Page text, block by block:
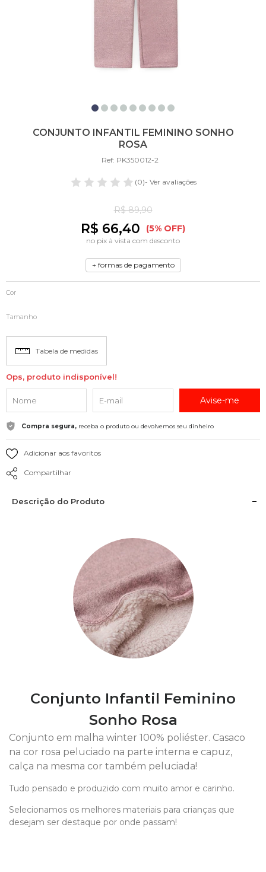
CONJUNTO INFANTIL FEMININO SONHO
ROSA
Ref: PK350012-2
(0)- Ver avaliações
R$ 89,90
R$ 66,40 (5% OFF)
no pix à vista com desconto
+ formas de pagamento
Cor
Tamanho
Tabela de medidas
Ops, produto indisponível!
Avise-me
Compra segura, receba o produto ou devolvemos seu dinheiro
Adicionar aos favoritos
Compartilhar
Descrição do Produto
Conjunto Infantil Feminino
Sonho Rosa
Conjunto em malha winter 100% poliéster. Casaco
na cor rosa peluciado na parte interna e capuz,
calça na mesma cor também peluciada!
Tudo pensado e produzido com muito amor e carinho.
Selecionamos os melhores materiais para crianças que
desejam ser destaque por onde passam!